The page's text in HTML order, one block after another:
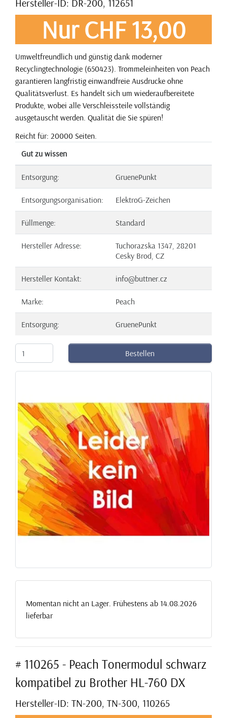
Hersteller-ID: DR-200, 112651
Nur CHF 13,00
Umweltfreundlich und günstig dank moderner
Recyclingtechnologie (650423). Trommeleinheiten von Peach
garantieren langfristig einwandfreie Ausdrucke ohne
Qualitätsverlust. Es handelt sich um wiederaufbereitete
Produkte, wobei alle Verschleissteile vollständig
ausgetauscht werden. Qualität die Sie spüren!
Reicht für: 20000 Seiten.
Gut zu wissen
Entsorgung: GruenePunkt
Entsorgungsorganisation: ElektroG-Zeichen
Füllmenge: Standard
Hersteller Adresse:
Tuchorazska 1347, 28201
Cesky Brod, CZ
Hersteller Kontakt: info@buttner.cz
Marke: Peach
Entsorgung: GruenePunkt
Bestellen
Momentan nicht an Lager. Frühestens ab 14.08.2026
lieferbar
# 110265 - Peach Tonermodul schwarz
kompatibel zu Brother HL-760 DX
Hersteller-ID: TN-200, TN-300, 110265